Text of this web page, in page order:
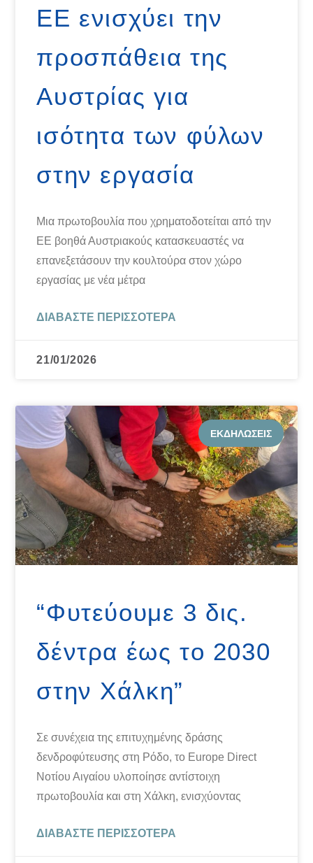
ΕΕ ενισχύει την
προσπάθεια της
Αυστρίας για
ισότητα των φύλων
στην εργασία
Μια πρωτοβουλία που χρηματοδοτείται από την
ΕΕ βοηθά Αυστριακούς κατασκευαστές να
επανεξετάσουν την κουλτούρα στον χώρο
εργασίας με νέα μέτρα
ΔΙΑΒΆΣΤΕ ΠΕΡΙΣΣΌΤΕΡΑ
21/01/2026
ΕΚΔΗΛΏΣΕΙΣ
“Φυτεύουμε 3 δις.
δέντρα έως το 2030
στην Χάλκη”
Σε συνέχεια της επιτυχημένης δράσης
δενδροφύτευσης στη Ρόδο, το Europe Direct
Νοτίου Αιγαίου υλοποίησε αντίστοιχη
πρωτοβουλία και στη Χάλκη, ενισχύοντας
ΔΙΑΒΆΣΤΕ ΠΕΡΙΣΣΌΤΕΡΑ